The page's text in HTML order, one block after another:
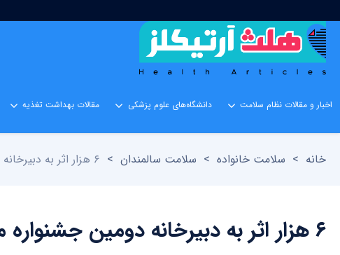
اخبار و مقالات نظام سلامت دانشگاه‌های علوم پزشکی مقالات بهداشت تغذیه
خانه > سلامت خانواده > سلامت سالمندان > ۶ هزار اثر به دبیرخانه دومین جشنواره ملی عکس ریشه‌ها ارسال شده است
۶ هزار اثر به دبیرخانه دومین جشنواره ملی عکس ریشه‌ها ارسال شده است